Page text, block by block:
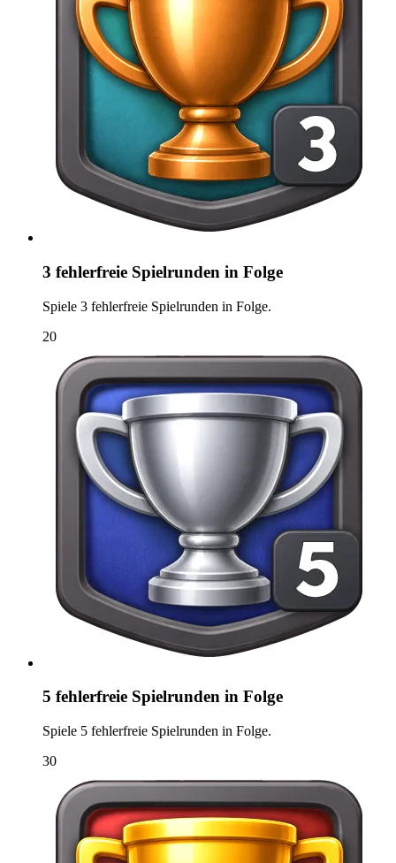
3 fehlerfreie Spielrunden in Folge
Spiele 3 fehlerfreie Spielrunden in Folge.
20
5 fehlerfreie Spielrunden in Folge
Spiele 5 fehlerfreie Spielrunden in Folge.
30